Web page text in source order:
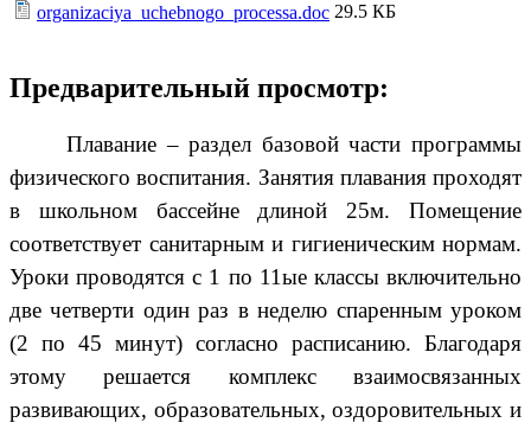
organizaciya_uchebnogo_processa.doc 29.5 КБ
Предварительный просмотр:
Плавание – раздел базовой части программы
физического воспитания. Занятия плавания проходят
в школьном бассейне длиной 25м. Помещение
соответствует санитарным и гигиеническим нормам.
Уроки проводятся с 1 по 11ые классы включительно
две четверти один раз в неделю спаренным уроком
(2 по 45 минут) согласно расписанию. Благодаря
этому решается комплекс взаимосвязанных
развивающих, образовательных, оздоровительных и